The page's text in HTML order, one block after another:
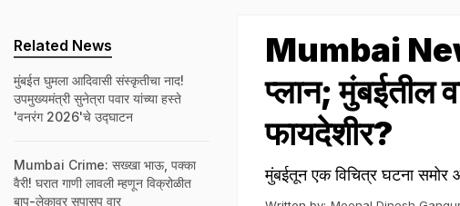
Mumbai
प्लान; मुंबईतील
फायदेशीर?
मुंबईतून एक विचित्र घटना
Related News
मुंबईत घुमला आदिवासी संस्कृतीचा नाद!
उपमुख्यमंत्री सुनेत्रा पवार यांच्या हस्ते
'वनरंग 2026'चे उद्घाटन
Mumbai Crime: सख्खा भाऊ, पक्का
वैरी! घरात गाणी लावली म्हणून विक्रोळीत
बाप-लेकावर सपासप वार